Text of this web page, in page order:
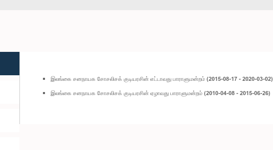
இலங்கை சனநாயக சோசலிசக் குடியரசின் எட்டாவது பாராளுமன்றம் (2015-08-17 - 2020-03-02)
இலங்கை சனநாயக சோசலிசக் குடியரசின் ஏழாவது பாராளுமன்றம் (2010-04-08 - 2015-06-26)